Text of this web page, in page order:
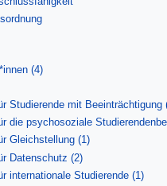
(4)
Studierende mit Beeinträchtigung
die psychosoziale
Gleichstellung (1)
Datenschutz (2)
internationale Studierende (1)